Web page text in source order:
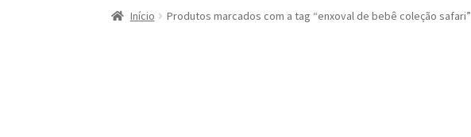
Início Produtos marcados com a tag “enxoval de bebê coleção safari”